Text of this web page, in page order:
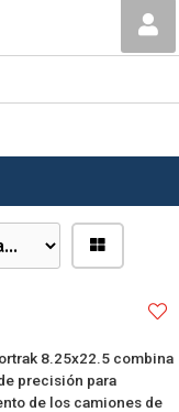
8.25x22.5 combina
precisión para
de los camiones de